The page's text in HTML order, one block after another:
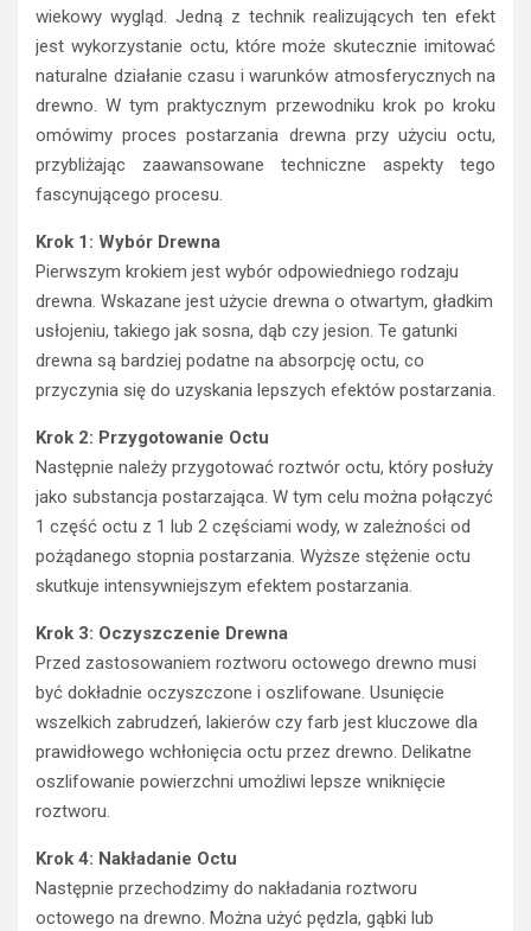
wiekowy wygląd. Jedną z technik realizujących ten efekt
jest wykorzystanie octu, które może skutecznie imitować
naturalne działanie czasu i warunków atmosferycznych na
drewno. W tym praktycznym przewodniku krok po kroku
omówimy proces postarzania drewna przy użyciu octu,
przybliżając zaawansowane techniczne aspekty tego
fascynującego procesu.
Krok 1: Wybór Drewna
Pierwszym krokiem jest wybór odpowiedniego rodzaju
drewna. Wskazane jest użycie drewna o otwartym, gładkim
usłojeniu, takiego jak sosna, dąb czy jesion. Te gatunki
drewna są bardziej podatne na absorpcję octu, co
przyczynia się do uzyskania lepszych efektów postarzania.
Krok 2: Przygotowanie Octu
Następnie należy przygotować roztwór octu, który posłuży
jako substancja postarzająca. W tym celu można połączyć
1 część octu z 1 lub 2 częściami wody, w zależności od
pożądanego stopnia postarzania. Wyższe stężenie octu
skutkuje intensywniejszym efektem postarzania.
Krok 3: Oczyszczenie Drewna
Przed zastosowaniem roztworu octowego drewno musi
być dokładnie oczyszczone i oszlifowane. Usunięcie
wszelkich zabrudzeń, lakierów czy farb jest kluczowe dla
prawidłowego wchłonięcia octu przez drewno. Delikatne
oszlifowanie powierzchni umożliwi lepsze wniknięcie
roztworu.
Krok 4: Nakładanie Octu
Następnie przechodzimy do nakładania roztworu
octowego na drewno. Można użyć pędzla, gąbki lub